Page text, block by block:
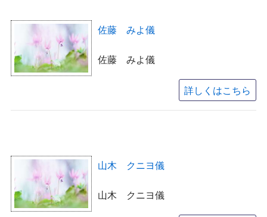
佐藤 みよ儀
佐藤 みよ儀
詳しくはこちら
山木 クニヨ儀
山木 クニヨ儀